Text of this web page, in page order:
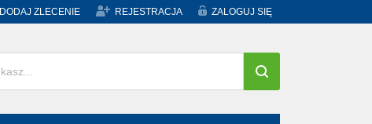
DODAJ ZLECENIE REJESTRACJA ZALOGUJ SIĘ